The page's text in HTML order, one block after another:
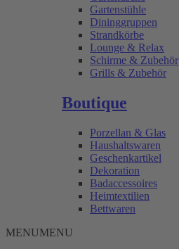
Gartenstühle
Dininggruppen
Strandkörbe
Lounge & Relax
Schirme & Zubehör
Grills & Zubehör
Boutique
Porzellan & Glas
Haushaltswaren
Geschenkartikel
Dekoration
Badaccessoires
Heimtextilien
Bettwaren
MENUMENU